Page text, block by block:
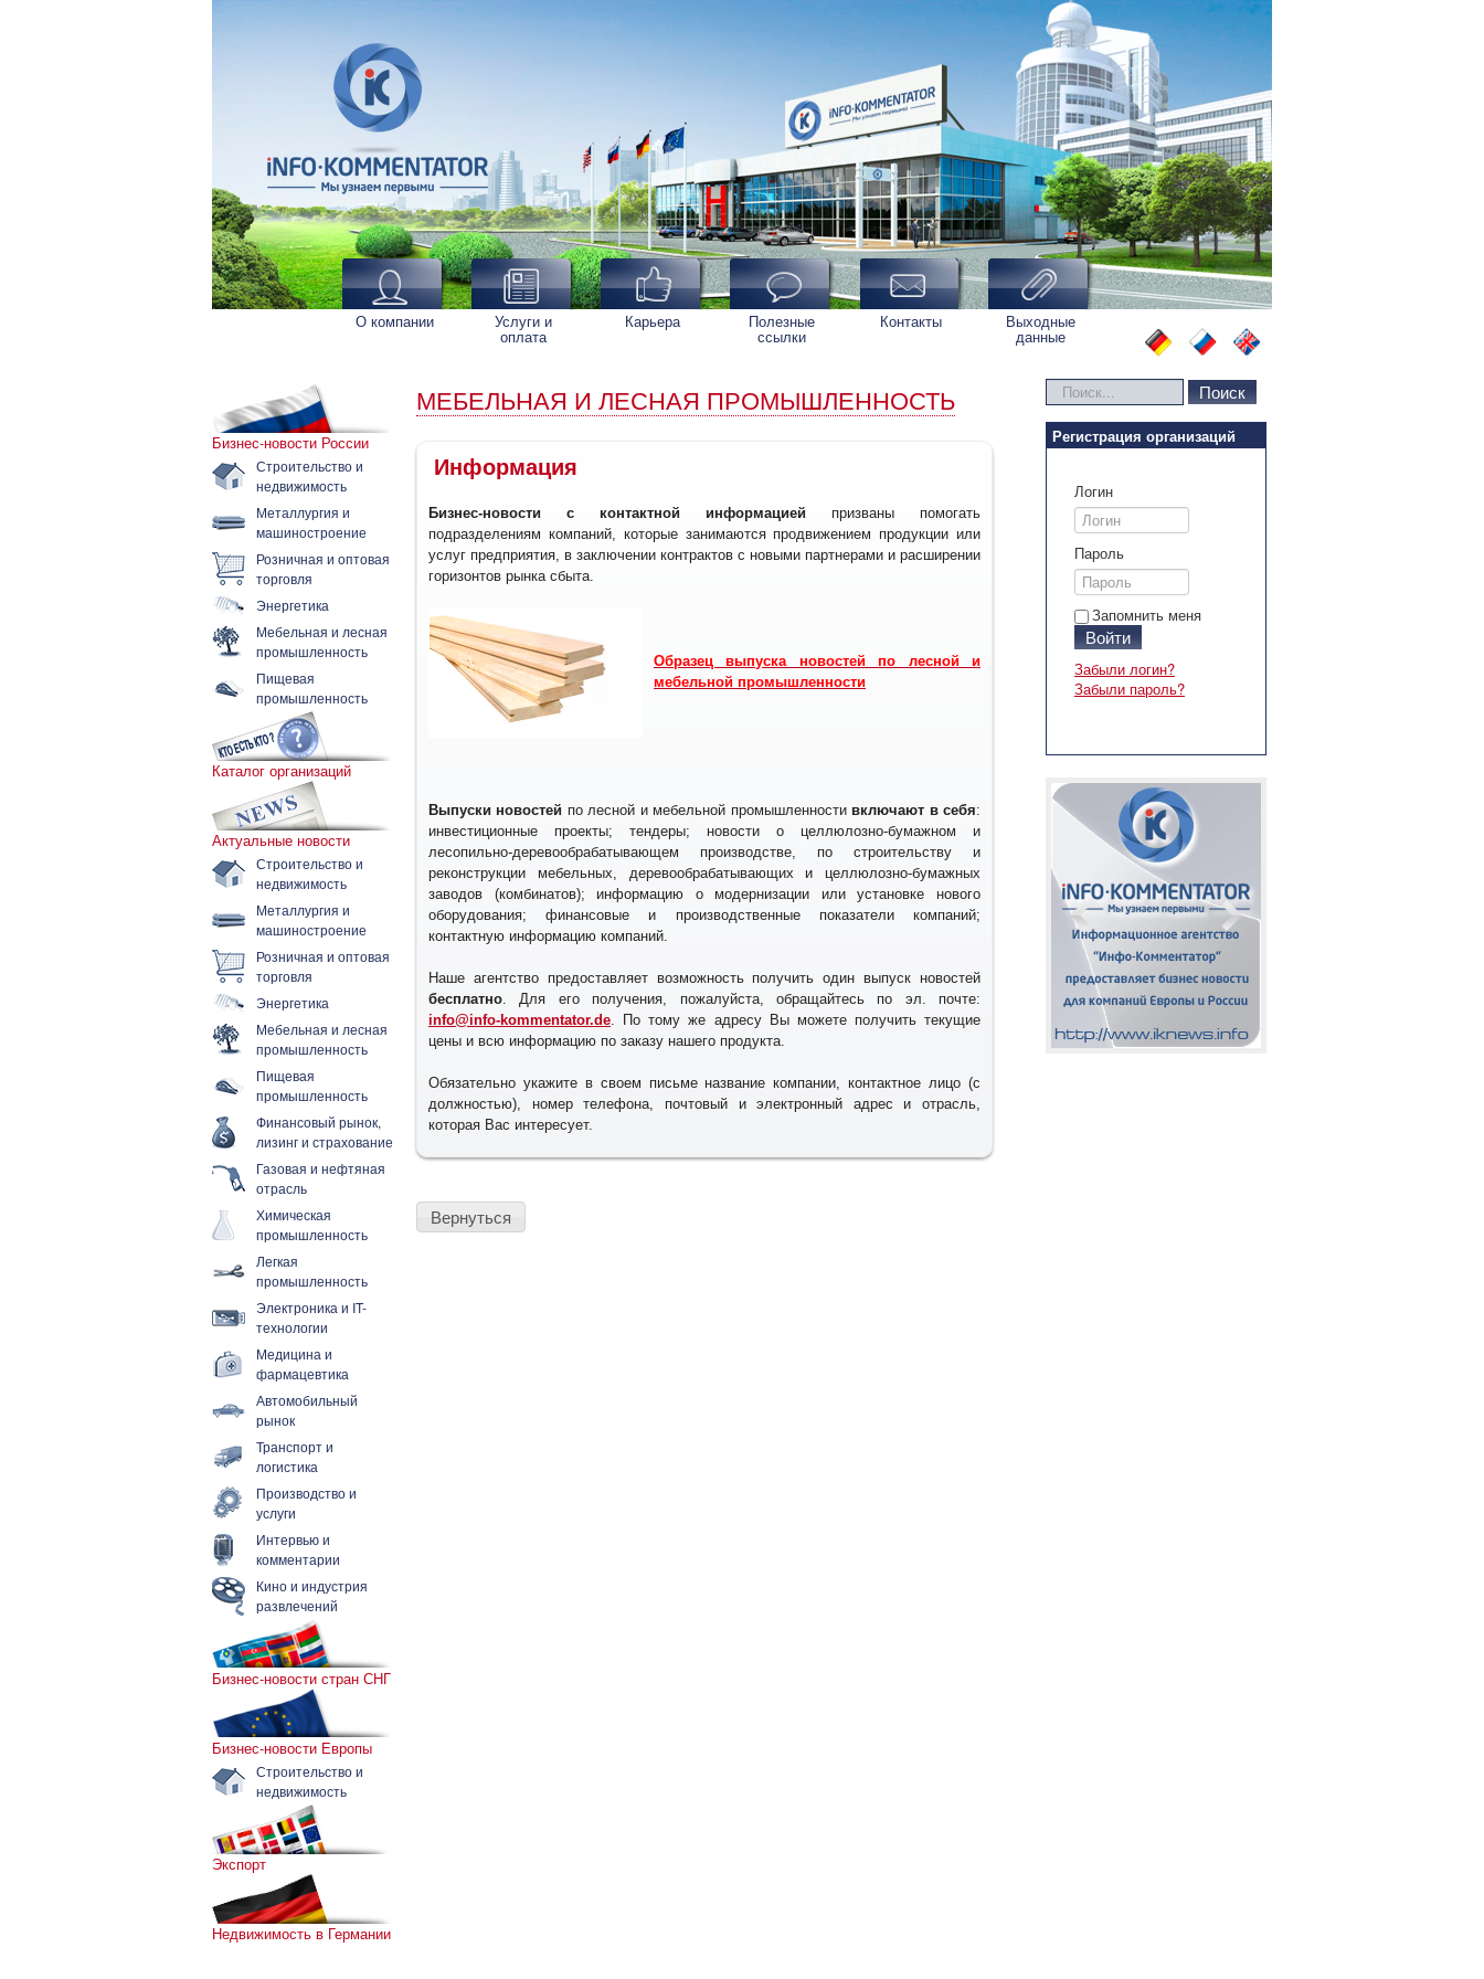
О компании Услуги и
оплата
Карьера Полезные
ссылки
Контакты Выходные
данные
Бизнес-новости России
Строительство и
недвижимость
Металлургия и
машиностроение
Розничная и оптовая
торговля
Энергетика
Мебельная и лесная
промышленность
Пищевая
промышленность
Каталог организаций
Актуальные новости
Строительство и
недвижимость
Металлургия и
машиностроение
Розничная и оптовая
торговля
Энергетика
Мебельная и лесная
промышленность
Пищевая
промышленность
Финансовый рынок,
лизинг и страхование
Газовая и нефтяная
отрасль
Химическая
промышленность
Легкая
промышленность
Электроника и IT-
технологии
Медицина и
фармацевтика
Автомобильный
рынок
Транспорт и
логистика
Производство и
услуги
Интервью и
комментарии
Кино и индустрия
развлечений
Бизнес-новости стран СНГ
Бизнес-новости Европы
Строительство и
недвижимость
Экспорт
Недвижимость в Германии
МЕБЕЛЬНАЯ И ЛЕСНАЯ ПРОМЫШЛЕННОСТЬ
Информация
Бизнес-новости с контактной информацией призваны помогать
подразделениям компаний, которые занимаются продвижением продукции или
услуг предприятия, в заключении контрактов с новыми партнерами и расширении
горизонтов рынка сбыта.
Образец выпуска новостей по лесной и
мебельной промышленности
Выпуски новостей по лесной и мебельной промышленности включают в себя:
инвестиционные проекты; тендеры; новости о целлюлозно-бумажном и
лесопильно-деревообрабатывающем производстве, по строительству и
реконструкции мебельных, деревообрабатывающих и целлюлозно-бумажных
заводов (комбинатов); информацию о модернизации или установке нового
оборудования; финансовые и производственные показатели компаний;
контактную информацию компаний.
Наше агентство предоставляет возможность получить один выпуск новостей
бесплатно. Для его получения, пожалуйста, обращайтесь по эл. почте:
info@info-kommentator.de. По тому же адресу Вы можете получить текущие
цены и всю информацию по заказу нашего продукта.
Обязательно укажите в своем письме название компании, контактное лицо (с
должностью), номер телефона, почтовый и электронный адрес и отрасль,
которая Вас интересует.
Вернуться
Искать... Поиск
Регистрация организаций
Логин
Пароль
Запомнить меня
Войти
Забыли логин?
Забыли пароль?